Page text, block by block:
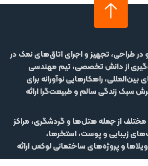
در طراحی، تجهیز و اجرای اتاق‌های نمک در
از دانش تخصصی، تیم مهندسی
راهکارهایی نوآورانه برای
سبک زندگی سالم و طبیعت‌گرا ارائه
از جملههتل‌‌ها و گردشگری، مراکز
زیبایی و پوست، استخرها،
و پروژه‌های ساختمانی لوکسارائه